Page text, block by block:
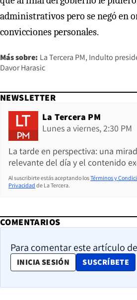
administrativos pero se negó en
convicciones personales.
Más sobre: La Tercera PM Indulto
Davor Harasic
NEWSLETTER
La Tercera PM
Lunes a viernes, 2:30 PM
La tarde en perspectiva: una
relevante del día y el contenido
Al suscribirte estás aceptando losTérminos y
Privacidad de La Tercera.
COMENTARIOS
Para comentar este artículo
INICIA SESIÓN SUSCRÍBETE
OPENS IN NEW